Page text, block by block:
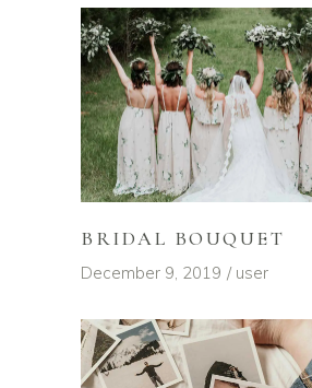
BRIDAL BOUQUET
December 9, 2019 user